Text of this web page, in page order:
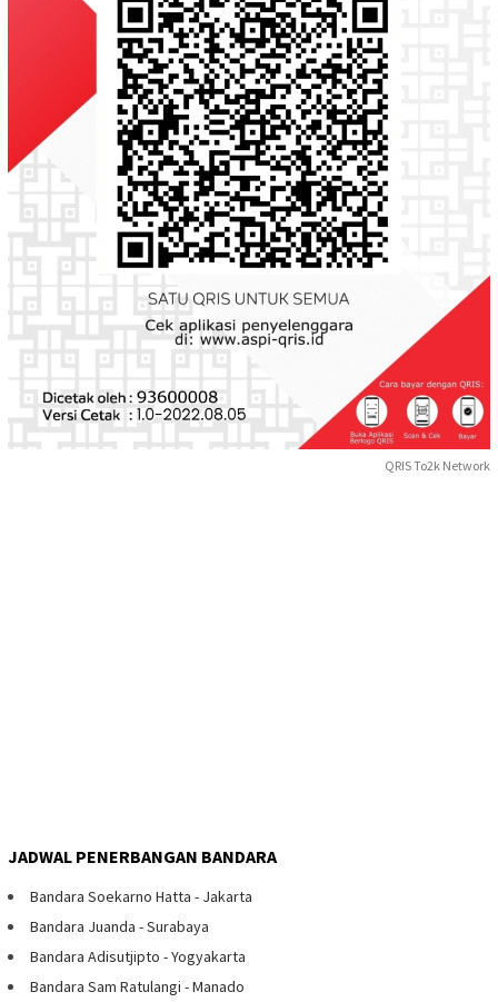
QRIS To2k Network
JADWAL PENERBANGAN BANDARA
Bandara Soekarno Hatta - Jakarta
Bandara Juanda - Surabaya
Bandara Adisutjipto - Yogyakarta
Bandara Sam Ratulangi - Manado